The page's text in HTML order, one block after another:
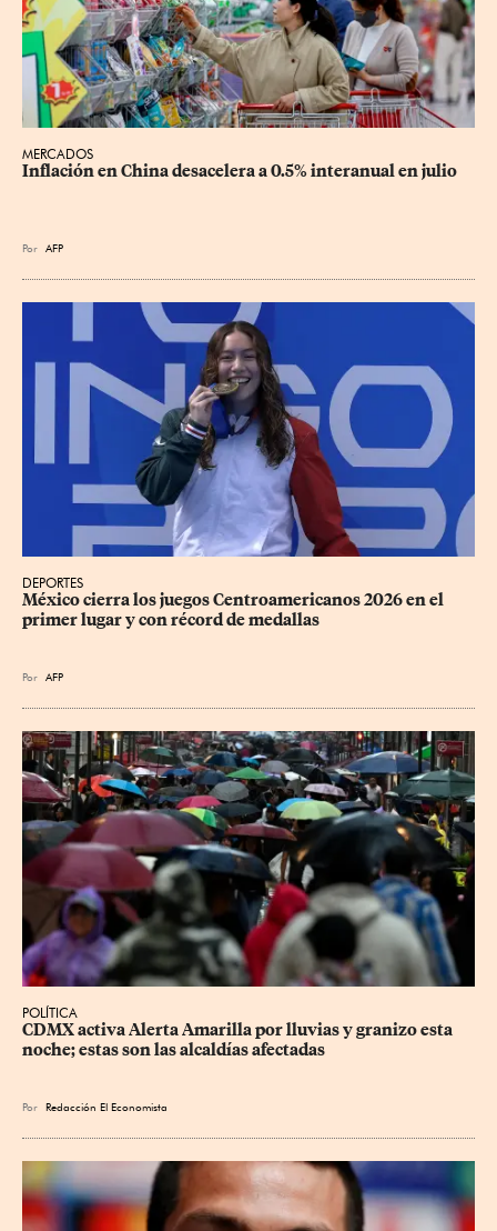
MERCADOS
Inflación en China desacelera a 0.5% interanual en julio
Por AFP
DEPORTES
México cierra los juegos Centroamericanos 2026 en el
primer lugar y con récord de medallas
Por AFP
POLÍTICA
CDMX activa Alerta Amarilla por lluvias y granizo esta
noche; estas son las alcaldías afectadas
Por Redacción El Economista